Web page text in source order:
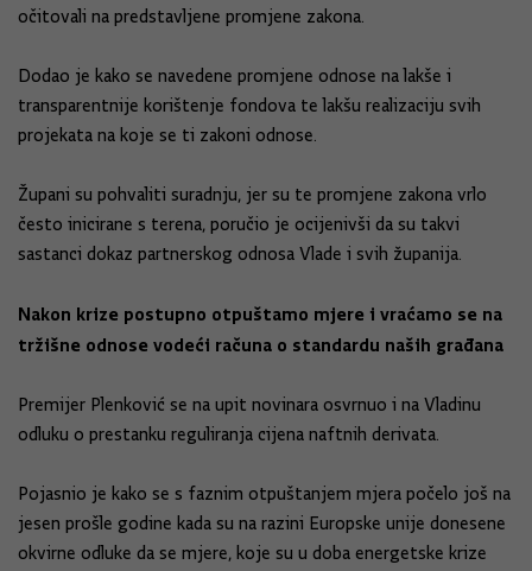
očitovali na predstavljene promjene zakona.
Dodao je kako se navedene promjene odnose na lakše i
transparentnije korištenje fondova te lakšu realizaciju svih
projekata na koje se ti zakoni odnose.
Župani su pohvaliti suradnju, jer su te promjene zakona vrlo
često inicirane s terena, poručio je ocijenivši da su takvi
sastanci dokaz partnerskog odnosa Vlade i svih županija.
Nakon krize postupno otpuštamo mjere i vraćamo se na
tržišne odnose vodeći računa o standardu naših građana
Premijer Plenković se na upit novinara osvrnuo i na Vladinu
odluku o prestanku reguliranja cijena naftnih derivata.
Pojasnio je kako se s faznim otpuštanjem mjera počelo još na
jesen prošle godine kada su na razini Europske unije donesene
okvirne odluke da se mjere, koje su u doba energetske krize